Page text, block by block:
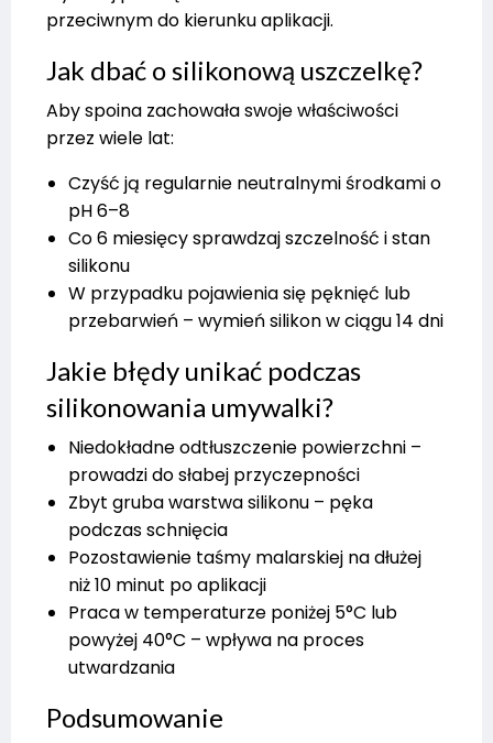
przeciwnym do kierunku aplikacji.
Jak dbać o silikonową uszczelkę?
Aby spoina zachowała swoje właściwości
przez wiele lat:
Czyść ją regularnie neutralnymi środkami o
pH 6–8
Co 6 miesięcy sprawdzaj szczelność i stan
silikonu
W przypadku pojawienia się pęknięć lub
przebarwień – wymień silikon w ciągu 14 dni
Jakie błędy unikać podczas
silikonowania umywalki?
Niedokładne odtłuszczenie powierzchni –
prowadzi do słabej przyczepności
Zbyt gruba warstwa silikonu – pęka
podczas schnięcia
Pozostawienie taśmy malarskiej na dłużej
niż 10 minut po aplikacji
Praca w temperaturze poniżej 5°C lub
powyżej 40°C – wpływa na proces
utwardzania
Podsumowanie